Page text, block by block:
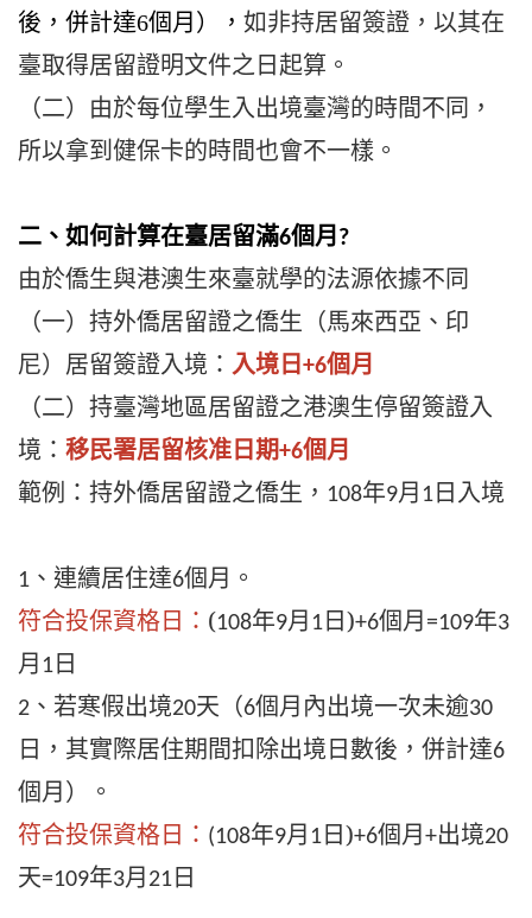
後，併計達6個月 ） ， 如非持居留簽證，以其在
臺取得居留證明文件之日起算。
（二）由於每位學生入出境臺灣的時間不同，
所以拿到健保卡的時間也會不一樣。
二、如何計算在臺居留滿6個月?
由於僑生與港澳生來臺就學的法源依據不同
（一）持外僑居留證之僑生（馬來西亞、印
尼） 居留簽證入境： 入境日+6個月
（二）持臺灣地區居留證之港澳生停留簽證入
境： 移民署居留核准日期+6個月
範例：持外僑居留證之僑生， 108年9月 1日入境
1 、連續居住達6個月。
符合投保資格日： (108年9月 1日)+6個月 =109年3
月 1日
2 、若寒假出境20天（6個月內出境一次未逾30
日，其實際居住期間扣除出境日數後，併計達6
個月）。
符合投保資格日 ： (108年9月 1日)+6個月+出境20
天=109年3月 21日